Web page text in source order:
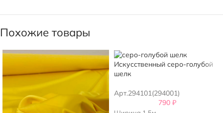
Похожие товары
Искусственный серо-голубой
шелк
Арт.294101(294001)
790 ₽